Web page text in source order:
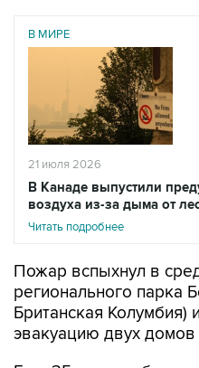
В МИРЕ
21 июля 2026
В Канаде выпустили
воздуха из-за дыма от
Читать подробнее
Пожар вспыхнул в
регионального парка
Британская Колумбия)
эвакуацию двух